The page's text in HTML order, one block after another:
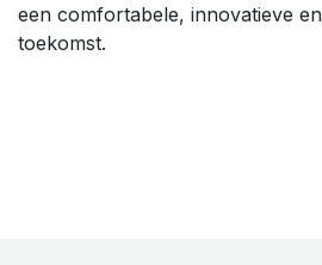
een comfortabele, innovatieve
toekomst.